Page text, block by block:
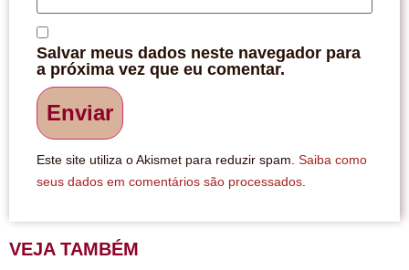
Salvar meus dados neste navegador para
a próxima vez que eu comentar.
Este site utiliza o Akismet para reduzir spam. Saiba como
seus dados em comentários são processados
VEJA TAMBÉM